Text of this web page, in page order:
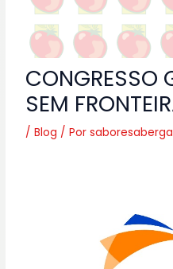
CONGRESSO
SEM
/Blog / Por